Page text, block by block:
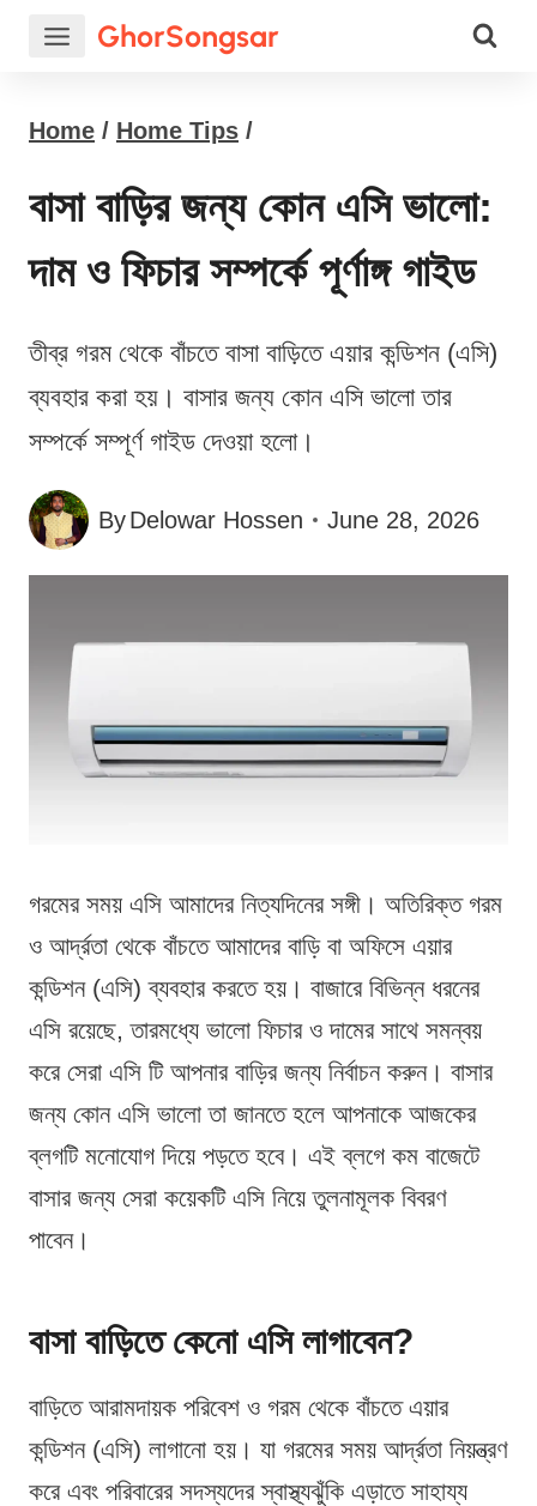
GhorSongsar
Home / Home Tips /
বাসা বাড়ির জন্য কোন এসি ভালো:
দাম ও ফিচার সম্পর্কে পূর্ণাঙ্গ গাইড
তীব্র গরম থেকে বাঁচতে বাসা বাড়িতে এয়ার কন্ডিশন (এসি)
ব্যবহার করা হয়। বাসার জন্য কোন এসি ভালো তার
সম্পর্কে সম্পূর্ণ গাইড দেওয়া হলো।
ByDelowar Hossen June 28, 2026
গরমের সময় এসি আমাদের নিত্যদিনের সঙ্গী। অতিরিক্ত গরম
ও আর্দ্রতা থেকে বাঁচতে আমাদের বাড়ি বা অফিসে এয়ার
কন্ডিশন (এসি) ব্যবহার করতে হয়। বাজারে বিভিন্ন ধরনের
এসি রয়েছে, তারমধ্যে ভালো ফিচার ও দামের সাথে সমন্বয়
করে সেরা এসি টি আপনার বাড়ির জন্য নির্বাচন করুন। বাসার
জন্য কোন এসি ভালো তা জানতে হলে আপনাকে আজকের
ব্লগটি মনোযোগ দিয়ে পড়তে হবে। এই ব্লগে কম বাজেটে
বাসার জন্য সেরা কয়েকটি এসি নিয়ে তুলনামূলক বিবরণ
পাবেন।
বাসা বাড়িতে কেনো এসি লাগাবেন?
বাড়িতে আরামদায়ক পরিবেশ ও গরম থেকে বাঁচতে এয়ার
কন্ডিশন (এসি) লাগানো হয়। যা গরমের সময় আর্দ্রতা নিয়ন্ত্রণ
করে এবং পরিবারের সদস্যদের স্বাস্থ্যঝুঁকি এড়াতে সাহায্য